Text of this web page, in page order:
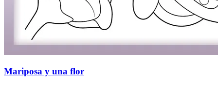
Mariposa y una flor